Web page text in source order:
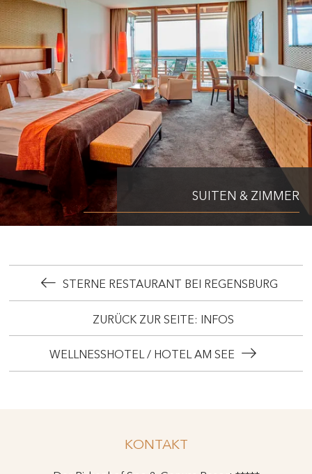
SUITEN & ZIMMER
STERNE RESTAURANT BEI REGENSBURG
ZURÜCK ZUR SEITE: INFOS
WELLNESSHOTEL / HOTEL AM SEE
KONTAKT